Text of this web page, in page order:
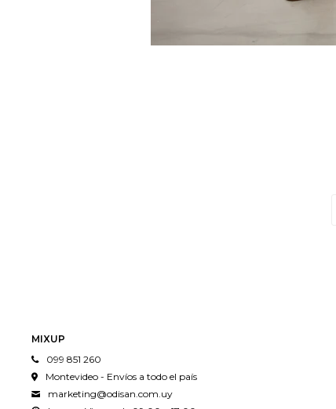
MIXUP
099 851 260
Montevideo - Envíos a todo el país
marketing@odisan.com.uy